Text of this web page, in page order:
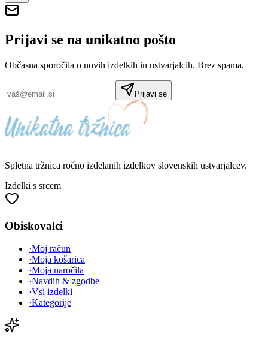
Prijavi se na unikatno pošto
Občasna sporočila o novih izdelkih in ustvarjalcih. Brez spama.
Prijavi se
Spletna tržnica ročno izdelanih izdelkov slovenskih ustvarjalcev.
Izdelki s srcem
Obiskovalci
·Moj račun
·Moja košarica
·Moja naročila
·Navdih & zgodbe
·Vsi izdelki
·Kategorije